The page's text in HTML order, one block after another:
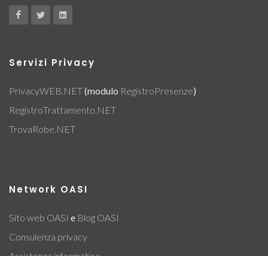
Servizi Privacy
PrivacyWEB.NET(modulo RegistroPresenze)
RegistroTrattamento.NET
TrovaRobe.NET
Network OASI
Sito web OASI e Blog OASI
Consulenza privacy